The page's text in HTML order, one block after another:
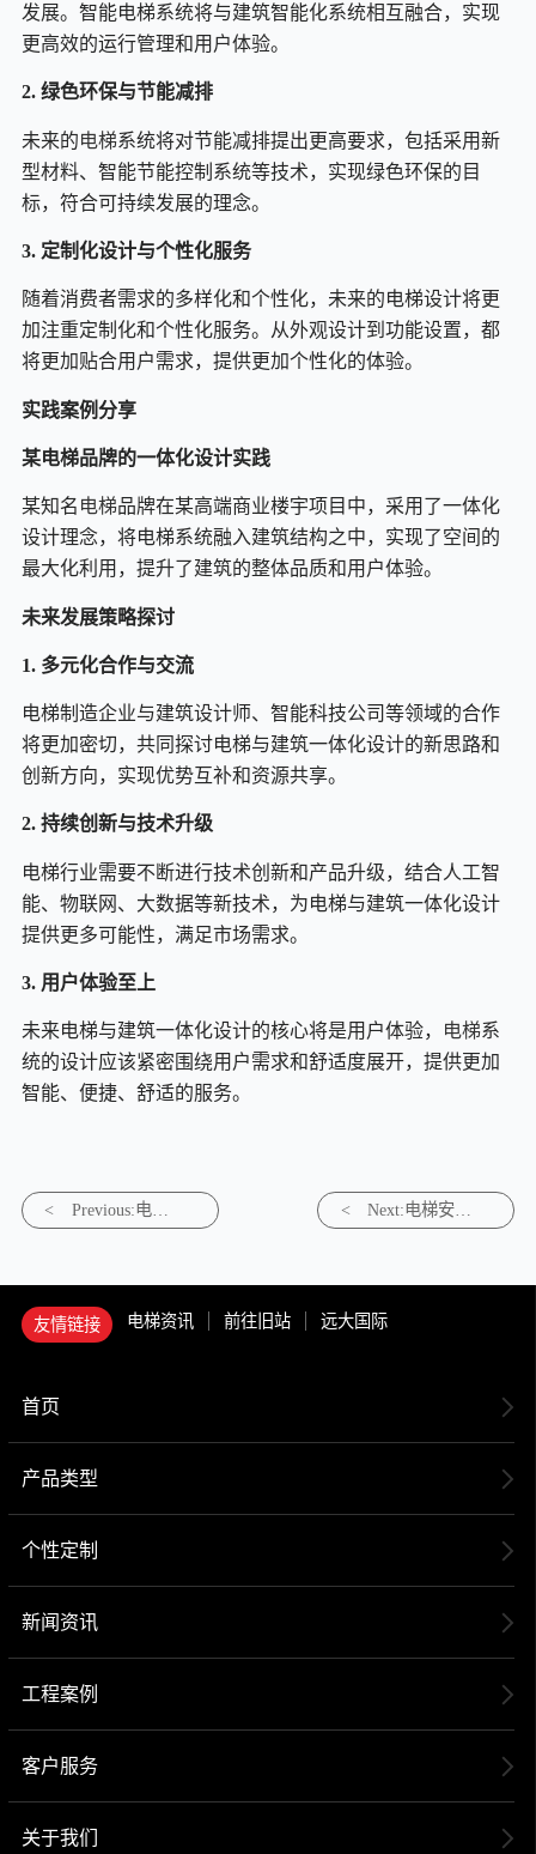
发展。智能电梯系统将与建筑智能化系统相互融合，实现
更高效的运行管理和用户体验。
2. 绿色环保与节能减排
未来的电梯系统将对节能减排提出更高要求，包括采用新
型材料、智能节能控制系统等技术，实现绿色环保的目
标，符合可持续发展的理念。
3. 定制化设计与个性化服务
随着消费者需求的多样化和个性化，未来的电梯设计将更
加注重定制化和个性化服务。从外观设计到功能设置，都
将更加贴合用户需求，提供更加个性化的体验。
实践案例分享
某电梯品牌的一体化设计实践
某知名 电梯品牌在某高端商业楼宇项目中，采用了一体化
设计理念，将电梯系统融入建筑结构之中，实现了空间的
最大化利用，提升了建筑的整体品质和用户体验。
未来发展策略探讨
1. 多元化合作与交流
电梯制造企业与建筑设计师、智能科技公司等领域的合作
将更加密切，共同探讨电梯与建筑一体化设计的新思路和
创新方向，实现优势互补和资源共享。
2. 持续创新与技术升级
电梯行业需要不断进行技术创新和产品升级，结合人工智
能、物联网、大数据等新技术，为电梯与建筑一体化设计
提供更多可能性，满足市场需求。
3. 用户体验至上
未来电梯与建筑一体化设计的核心将是用户体验， 电梯系
统的设计应该紧密围绕用户需求和舒适度展开，提供更加
智能、便捷、舒适的服务。
<
Previous:电梯
<
Next:电梯安
全性？
友情链接 电梯资讯 前往旧站 远大国际
首页
产品类型
个性定制
新闻资讯
工程案例
客户服务
关于我们